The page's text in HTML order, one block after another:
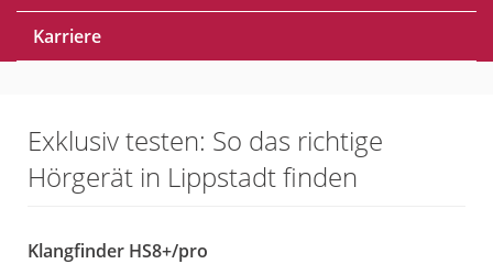
Karriere
Exklusiv testen: So das richtige
Hörgerät in Lippstadt finden
Klangfinder HS8+/pro